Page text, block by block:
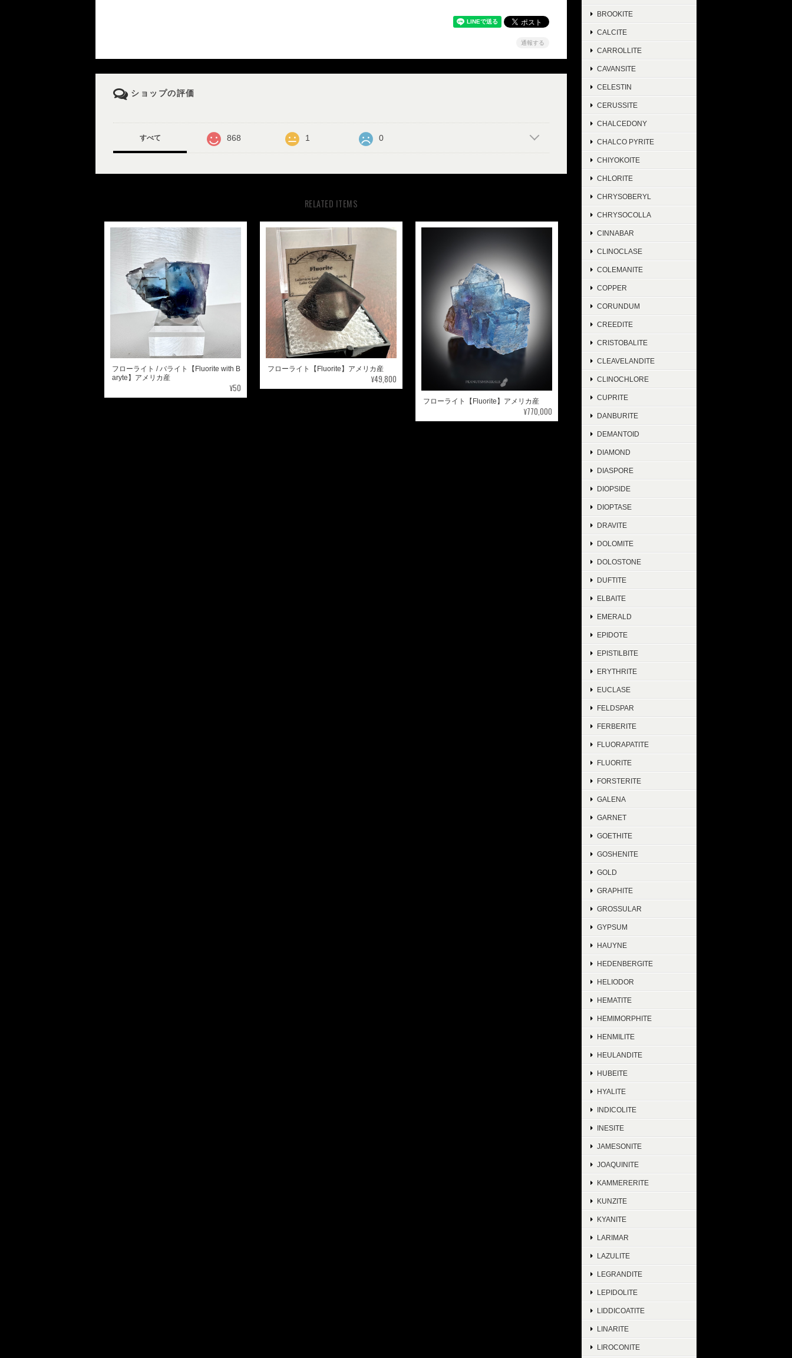
通報する
ショップの評価
すべて 868 1 0
RELATED ITEMS
フローライト / バライト【Fluorite with B
aryte】アメリカ産
¥50
フローライト【Fluorite】アメリカ産
¥49,800
フローライト【Fluorite】アメリカ産
¥770,000
BROOKITE
CALCITE
CARROLLITE
CAVANSITE
CELESTIN
CERUSSITE
CHALCEDONY
CHALCO PYRITE
CHIYOKOITE
CHLORITE
CHRYSOBERYL
CHRYSOCOLLA
CINNABAR
CLINOCLASE
COLEMANITE
COPPER
CORUNDUM
CREEDITE
CRISTOBALITE
CLEAVELANDITE
CLINOCHLORE
CUPRITE
DANBURITE
DEMANTOID
DIAMOND
DIASPORE
DIOPSIDE
DIOPTASE
DRAVITE
DOLOMITE
DOLOSTONE
DUFTITE
ELBAITE
EMERALD
EPIDOTE
EPISTILBITE
ERYTHRITE
EUCLASE
FELDSPAR
FERBERITE
FLUORAPATITE
FLUORITE
FORSTERITE
GALENA
GARNET
GOETHITE
GOSHENITE
GOLD
GRAPHITE
GROSSULAR
GYPSUM
HAUYNE
HEDENBERGITE
HELIODOR
HEMATITE
HEMIMORPHITE
HENMILITE
HEULANDITE
HUBEITE
HYALITE
INDICOLITE
INESITE
JAMESONITE
JOAQUINITE
KAMMERERITE
KUNZITE
KYANITE
LARIMAR
LAZULITE
LEGRANDITE
LEPIDOLITE
LIDDICOATITE
LINARITE
LIROCONITE